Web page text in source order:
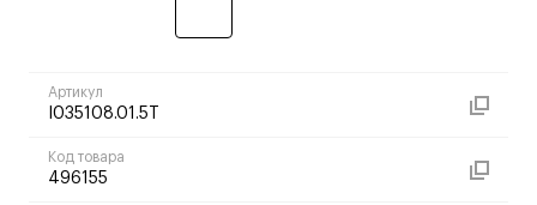
Артикул
I035108.01.5T
Код товара
496155